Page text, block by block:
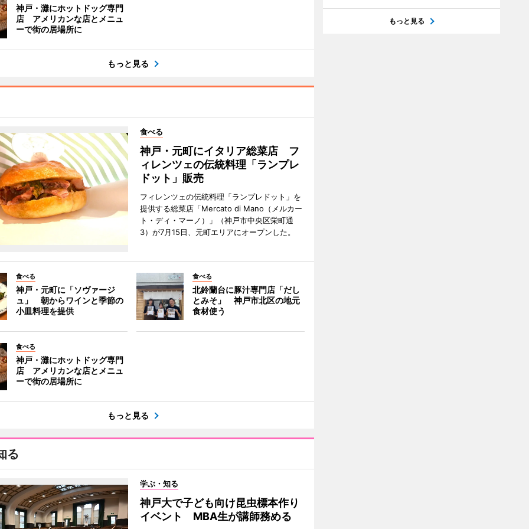
神戸・灘にホットドッグ専門
店 アメリカンな店とメニュ
ーで街の居場所に
もっと見る
食べる
神戸・元町にイタリア総菜店 フ
ィレンツェの伝統料理「ランプレ
ドット」販売
フィレンツェの伝統料理「ランプレドット」を
提供する総菜店「Mercato di Mano（メルカー
ト・ディ・マーノ）」（神戸市中央区栄町通
3）が7月15日、元町エリアにオープンした。
食べる
神戸・元町に「ソヴァージ
ュ」 朝からワインと季節の
小皿料理を提供
食べる
北鈴蘭台に豚汁専門店「だし
とみそ」 神戸市北区の地元
食材使う
食べる
神戸・灘にホットドッグ専門
店 アメリカンな店とメニュ
ーで街の居場所に
もっと見る
る
学ぶ・知る
神戸大で子ども向け昆虫標本作り
イベント MBA生が講師務める
もっと見る